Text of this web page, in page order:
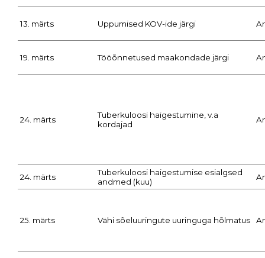
13. märts Uppumised KOV-ide järgi
19. märts Tööõnnetused maakondade järgi
24. märts
Tuberkuloosi haigestumine, v.a
kordajad
24. märts
Tuberkuloosi haigestumise esialgsed
andmed (kuu)
25. märts Vähi sõeluuringute uuringuga hõlmatus